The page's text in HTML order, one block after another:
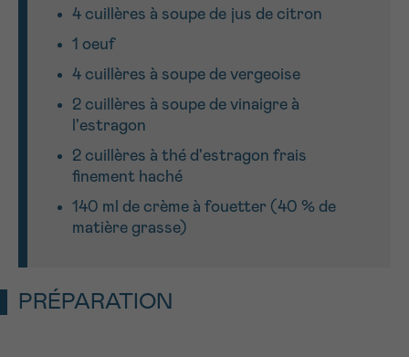
4 cuillères à soupe de jus de citron
1 oeuf
4 cuillères à soupe de vergeoise
2 cuillères à soupe de vinaigre à
l'estragon
2 cuillères à thé d'estragon frais
finement haché
140 ml de crème à fouetter (40 % de
matière grasse)
PRÉPARATION